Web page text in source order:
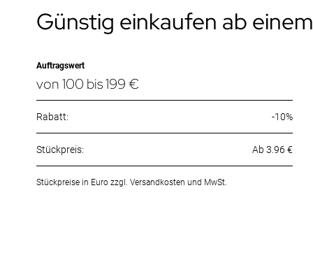
Günstig einkaufen ab
Auftragswert
von 100 bis 199 €
Rabatt: -10%
Ab 3.96 €
Stückpreise in Euro zzgl. Versandkosten und MwSt.